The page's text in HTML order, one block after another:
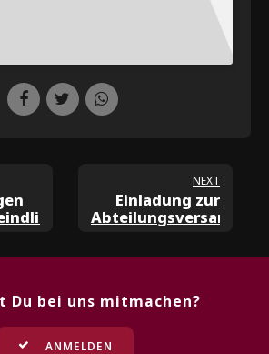
NEXT
Einladung zur
Du bei uns mitmachen?
ANMELDEN